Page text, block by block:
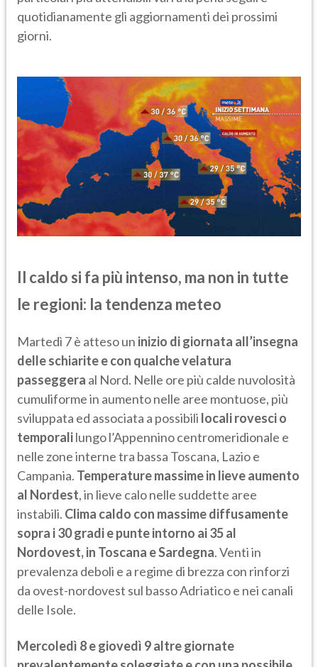
quotidianamente gli aggiornamenti dei prossimi
giorni.
Il caldo si fa più intenso, ma non in tutte
le regioni: la tendenza meteo
Martedì 7 è atteso un inizio di giornata all’insegna
delle schiarite e con qualche velatura
passeggera al Nord. Nelle ore più calde nuvolosità
cumuliforme in aumento nelle aree montuose, più
sviluppata ed associata a possibili locali rovesci o
temporalilungo l’Appennino centromeridionale e
nelle zone interne tra bassa Toscana, Lazio e
Campania. Temperature massime in lieve aumento
al Nordest, in lieve calo nelle suddette aree
instabili. Clima caldo con massime diffusamente
sopra i 30 gradi e punte intorno ai 35 al
Nordovest, in Toscana e Sardegna. Venti in
prevalenza deboli e a regime di brezza con rinforzi
da ovest-nordovest sul basso Adriatico e nei canali
delle Isole.
Mercoledì 8 e giovedì 9 altre giornate